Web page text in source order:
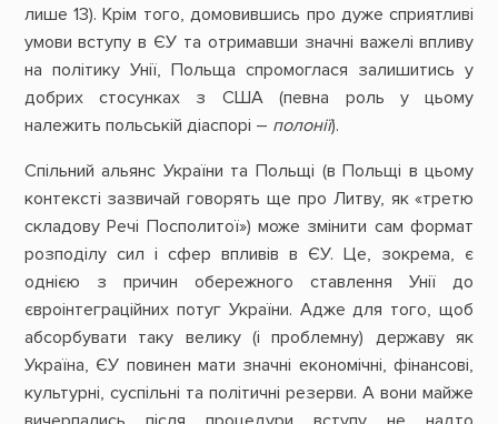
лише 13). Крім того, домовившись про дуже сприятливі
умови вступу в ЄУ та отримавши значні важелі впливу
на політику Унії, Польща спромоглася залишитись у
добрих стосунках з США (певна роль у цьому
належить польській діаспорі – полонії).
Спільний альянс України та Польщі (в Польщі в цьому
контексті зазвичай говорять ще про Литву, як «третю
складову Речі Посполитої») може змінити сам формат
розподілу сил і сфер впливів в ЄУ. Це, зокрема, є
однією з причин обережного ставлення Унії до
євроінтеграційних потуг України. Адже для того, щоб
абсорбувати таку велику (і проблемну) державу як
Україна, ЄУ повинен мати значні економічні, фінансові,
культурні, суспільні та політичні резерви. А вони майже